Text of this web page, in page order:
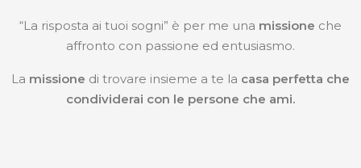
“La risposta ai tuoi sogni” è per me una missione che
affronto con passione ed entusiasmo.
La missione di trovare insieme a te la casa perfetta che
condividerai con le persone che ami.